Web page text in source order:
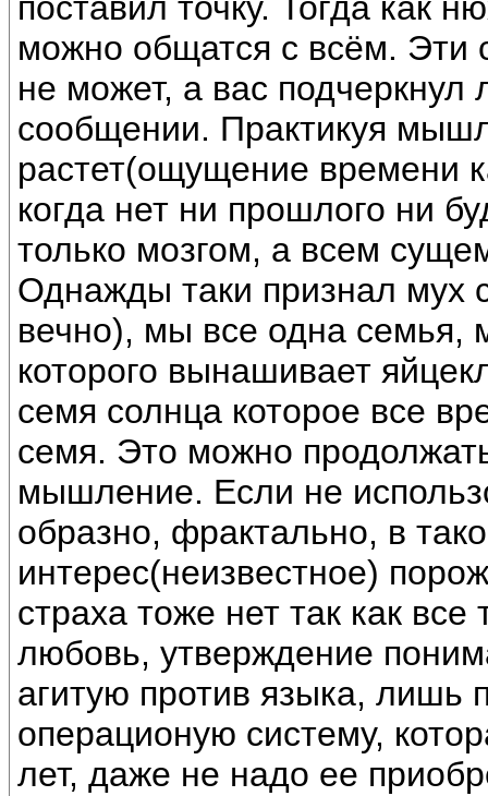
поставил точку. Тогда как
можно общатся с всём. Эти
не может, а вас
сообщении. Практикуя
растет(ощущение времени
когда нет ни прошлого ни
только мозгом, а всем
Однажды таки признал мух
вечно), мы все одна семья,
которого вынашивает
семя солнца которое все
семя. Это можно
мышление. Если не
образно, фрактально, в
интерес(неизвестное)
страха тоже нет так как
любовь, утверждение
агитую против языка,
операционую систему,
лет, даже не надо ее